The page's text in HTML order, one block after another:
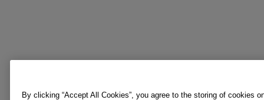
By clicking “Accept All Cookies”, you agree to the storing of cookies